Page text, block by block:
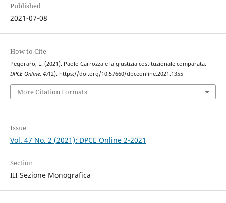
Published
2021-07-08
How to Cite
Pegoraro, L. (2021). Paolo Carrozza e la giustizia costituzionale comparata.
DPCE Online, 47(2). https://doi.org/10.57660/dpceonline.2021.1355
More Citation Formats
Issue
Vol. 47 No. 2 (2021): DPCE Online 2-2021
Section
III Sezione Monografica